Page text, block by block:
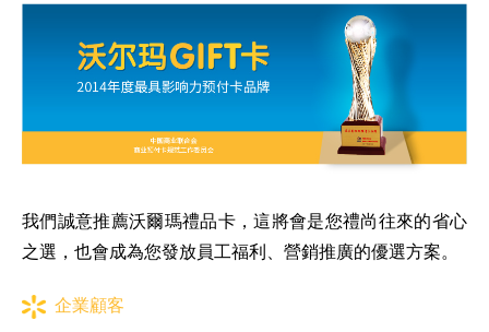
我們誠意推薦沃爾瑪禮品卡，這將會是您禮尚往來的省心
之選，也會成為您發放員工福利、營銷推廣的優選方案。
企業顧客